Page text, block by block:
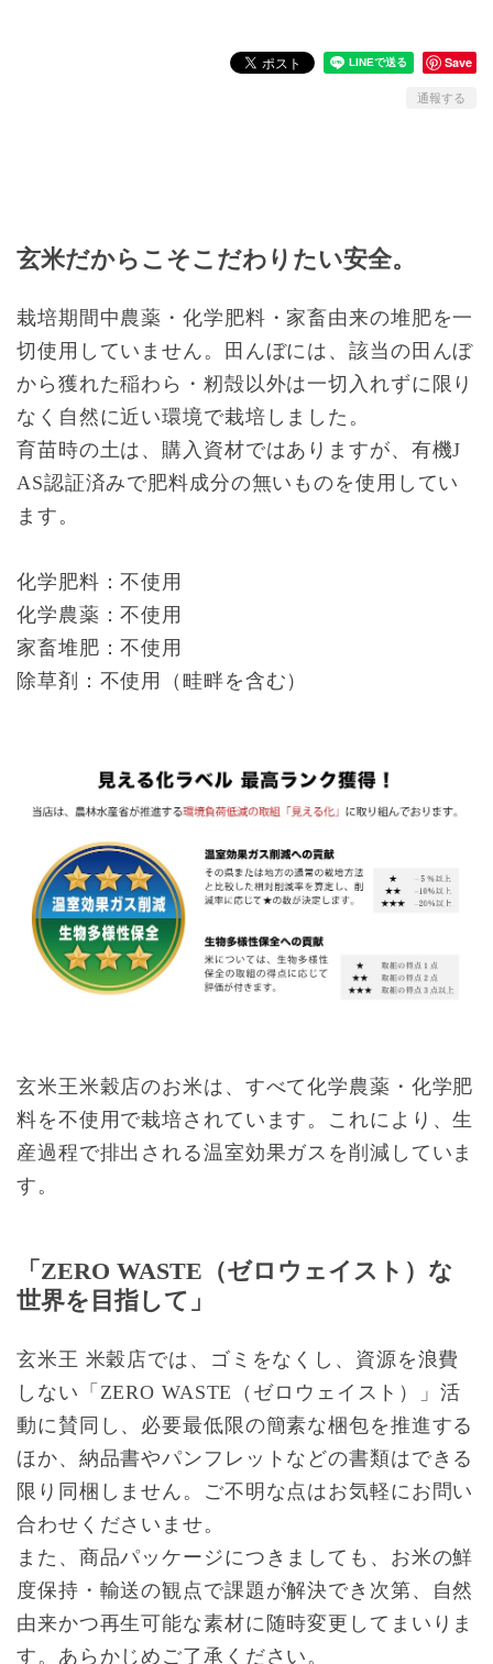
Save
通報する
玄米だからこそこだわりたい安全。
栽培期間中農薬・化学肥料・家畜由来の堆肥を一
切使用していません。田んぼには、該当の田んぼ
から獲れた稲わら・籾殻以外は一切入れずに限り
なく自然に近い環境で栽培しました。
育苗時の土は、購入資材ではありますが、有機J
AS認証済みで肥料成分の無いものを使用してい
ます。
化学肥料：不使用
化学農薬：不使用
家畜堆肥：不使用
除草剤：不使用（畦畔を含む）
玄米王米穀店のお米は、すべて化学農薬・化学肥
料を不使用で栽培されています。これにより、生
産過程で排出される温室効果ガスを削減していま
す。
「ZERO WASTE（ゼロウェイスト）な
世界を目指して」
玄米王 米穀店では、ゴミをなくし、資源を浪費
しない「ZERO WASTE（ゼロウェイスト）」活
動に賛同し、必要最低限の簡素な梱包を推進する
ほか、納品書やパンフレットなどの書類はできる
限り同梱しません。ご不明な点はお気軽にお問い
合わせくださいませ。
また、商品パッケージにつきましても、お米の鮮
度保持・輸送の観点で課題が解決でき次第、自然
由来かつ再生可能な素材に随時変更してまいりま
す。あらかじめご了承ください。